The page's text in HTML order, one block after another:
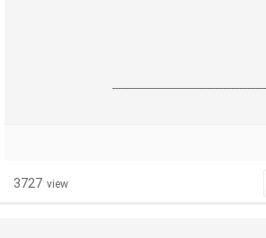
3727 view